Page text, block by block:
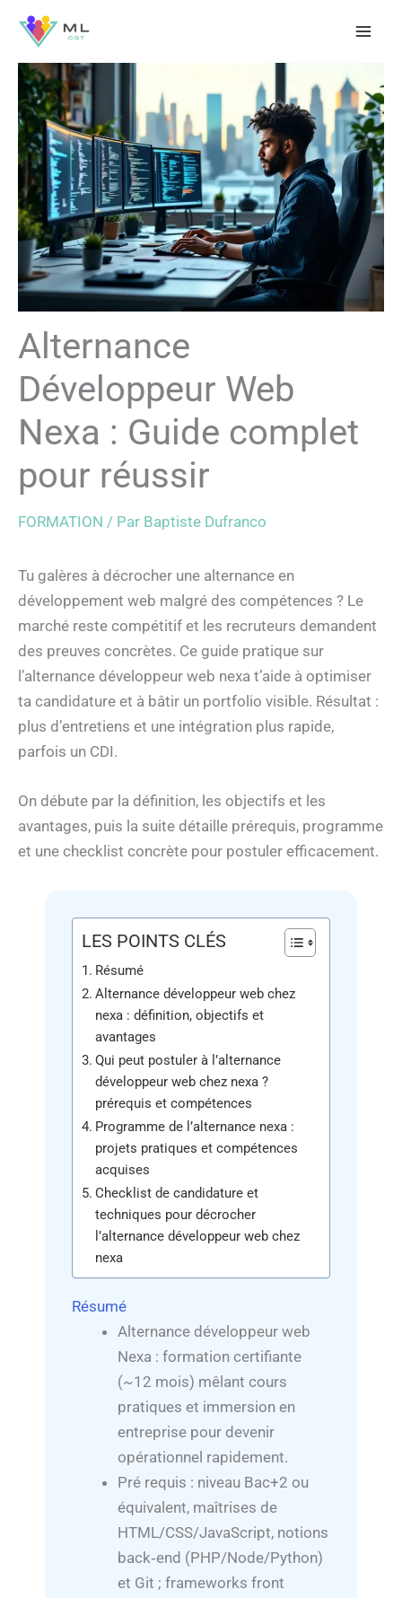
Aller
contenu
Alternance
Développeur Web
Nexa : Guide complet
pour réussir
FORMATION / Par Baptiste Dufranco
Tu galères à décrocher une alternance en
développement web malgré des compétences ? Le
marché reste compétitif et les recruteurs demandent
des preuves concrètes. Ce guide pratique sur
l’alternance développeur web nexa t’aide à optimiser
ta candidature et à bâtir un portfolio visible. Résultat :
plus d’entretiens et une intégration plus rapide,
parfois un CDI.
On débute par la définition, les objectifs et les
avantages, puis la suite détaille prérequis, programme
et une checklist concrète pour postuler efficacement.
LES POINTS CLÉS
Résumé
Alternance développeur web chez
nexa : définition, objectifs et
avantages
Qui peut postuler à l’alternance
développeur web chez nexa ?
prérequis et compétences
Programme de l’alternance nexa :
projets pratiques et compétences
acquises
Checklist de candidature et
techniques pour décrocher
l’alternance développeur web chez
nexa
Résumé
Alternance développeur web
Nexa : formation certifiante
(~12 mois) mêlant cours
pratiques et immersion en
entreprise pour devenir
opérationnel rapidement.
Pré requis : niveau Bac+2 ou
équivalent, maîtrises de
HTML/CSS/JavaScript, notions
back‑end (PHP/Node/Python)
et Git ; frameworks front